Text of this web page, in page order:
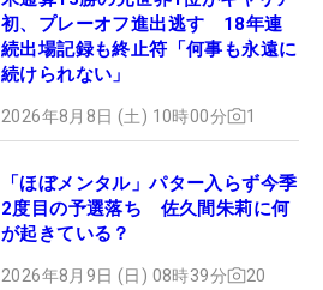
初、プレーオフ進出逃す 18年連
続出場記録も終止符「何事も永遠に
続けられない」
2026年8月8日 (土) 10時00分 1
「ほぼメンタル」パター入らず今季
2度目の予選落ち 佐久間朱莉に何
が起きている？
2026年8月9日 (日) 08時39分 20